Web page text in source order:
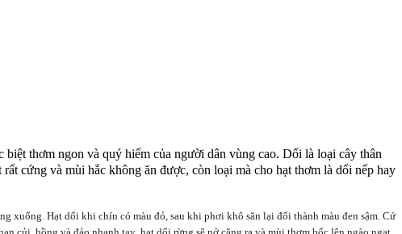
thơm ngon và quý hiếm của người dân vùng cao. Dổi là loại cây thân
cứng và mùi hắc không ăn được, còn loại mà cho hạt thơm là dổi nếp hay
xuống. Hạt dổi khi chín có màu đỏ, sau khi phơi khô săn lại đổi thành màu đen sậm. Cứ